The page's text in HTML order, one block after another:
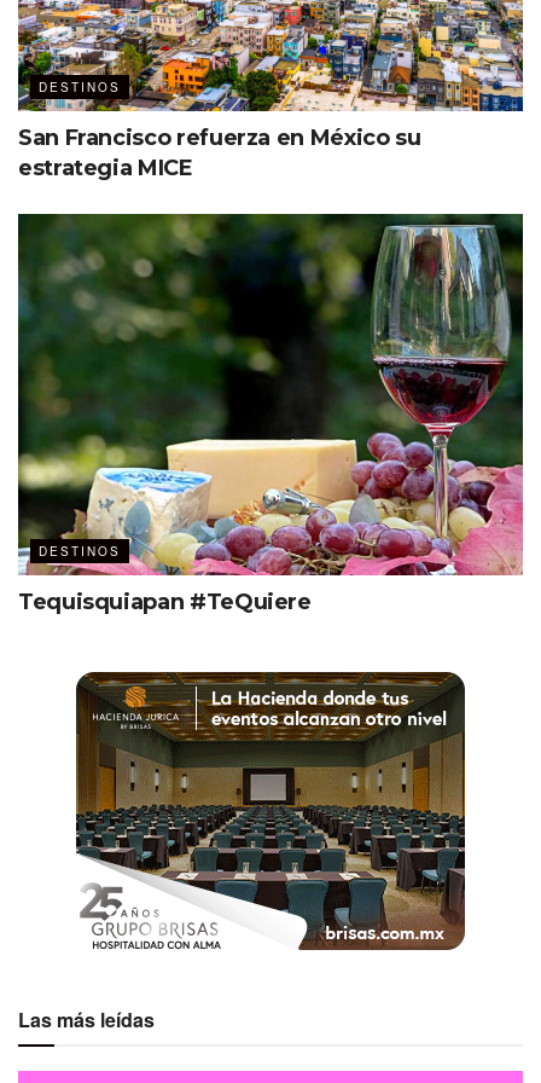
America, donde obtuvieron resultados positivos.
Rodrigo Esponda acompañado de grandes líderes intrnacionales de la industria
MICE en el WMF 2022.
Exitosa participación de Los Cabos en
IMEX America
30 empresas del destino
150 presentaciones grupales
80leads
A la vanguardia en sostenibilidad
Con el firme objetivo de mantener su liderazgo en la
industria MICE y aportar a la conservación del planeta,
actualmente se está trabajando en la creación de una
guía para organizar eventos sostenibles. De acuerdo con
del cierre de año y en la que participa un Consejo Asesor
de event planners de Estados Unidos, se plantea, ante
todo, un cambio de mentalidad pues de ahí se desprende
DESTINOS
San Francisco refuerza en México su
estrategia MICE
DESTINOS
Tequisquiapan #TeQuiere
Las más leídas